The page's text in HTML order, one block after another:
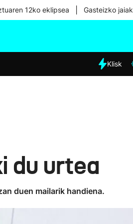
12ko eklipsea Gasteizko jaiak
Eguraldia
Klisk
du urtea
duen mailarik handiena.